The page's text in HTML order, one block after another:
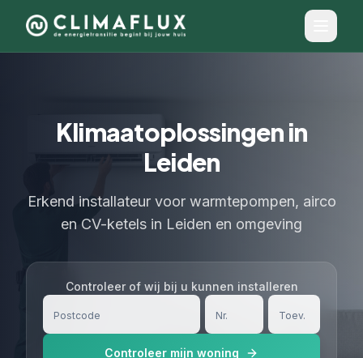
Klimaatoplossingen in
Leiden
Erkend installateur voor warmtepompen, airco
en CV-ketels in Leiden en omgeving
Controleer of wij bij u kunnen installeren
Controleer mijn woning